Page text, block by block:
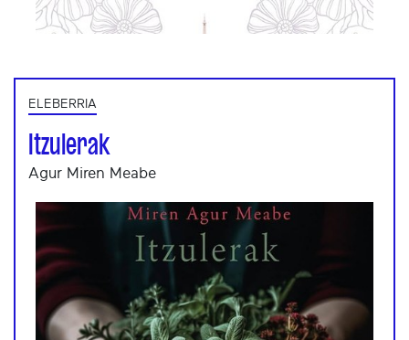
ELEBERRIA
Itzulerak
Agur Miren Meabe